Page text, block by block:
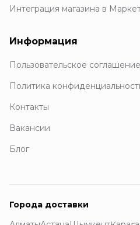
Интеграция магазина в
Информация
Пользовательское соглашение
Политика
Контакты
Вакансии
Блог
Города доставки